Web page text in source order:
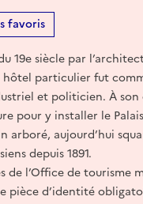
favoris
19e siècle par
hôtel particulier fut
et politicien. À son
pour y installer le
arboré, aujourd’hui
depuis 1891.
de l’Office de tourisme
pièce d’identité